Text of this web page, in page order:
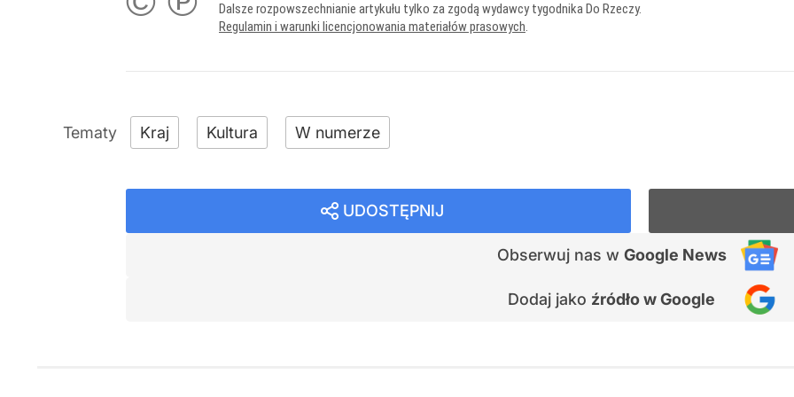
Dalsze rozpowszechnianie artykułu tylko za zgodą wydawcy tygodnika Do Rzeczy.
Regulamin i warunki licencjonowania materiałów prasowych.
Kraj Kultura W numerze
UDOSTĘPNIJ
Obserwuj nas w Google News
Dodaj jako źródło w Google